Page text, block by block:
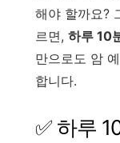
해야 할까요?
르면, 하루 10
만으로도 암
합니다.
✅ 하루